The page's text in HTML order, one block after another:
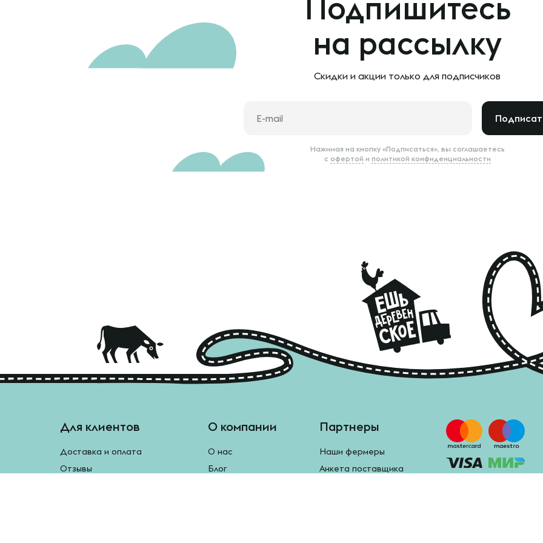
Подпишитесь
на рассылку
Скидки и акции только для подписчиков
Нажимая на кнопку «Подписаться», вы соглашаетесь
с офертой и политикой конфиденциальности
Для клиентов
Доставка и оплата
Отзывы
О компании
О нас
Блог
Партнеры
Наши фермеры
Анкета поставщика